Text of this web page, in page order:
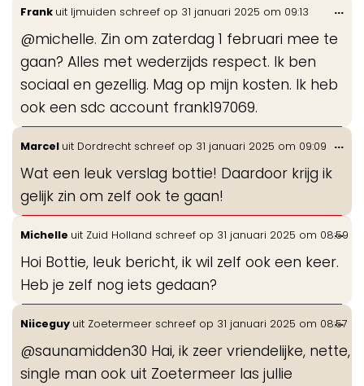
Frank uit Ijmuiden schreef op 31 januari 2025 om 09:13
@michelle. Zin om zaterdag 1 februari mee te
gaan? Alles met wederzijds respect. Ik ben
sociaal en gezellig. Mag op mijn kosten. Ik heb
ook een sdc account frank197069.
...
Marcel uit Dordrecht schreef op 31 januari 2025 om 09:09
Wat een leuk verslag bottie! Daardoor krijg ik
gelijk zin om zelf ook te gaan!
...
Michelle uit Zuid Holland schreef op 31 januari 2025 om 08:59
Hoi Bottie, leuk bericht, ik wil zelf ook een keer.
Heb je zelf nog iets gedaan?
...
Niiceguy uit Zoetermeer schreef op 31 januari 2025 om 08:57
@saunamidden30 Hai, ik zeer vriendelijke, nette,
single man ook uit Zoetermeer las jullie
...